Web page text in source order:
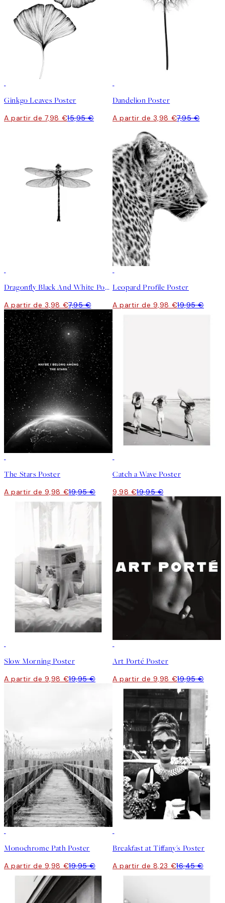
Ginkgo Leaves Poster
A partir de 7,98 €15,95 €
Dandelion Poster
A partir de 3,98 €7,95 €
Dragonfly Black And White Poster
A partir de 3,98 €7,95 €
Leopard Profile Poster
A partir de 9,98 €19,95 €
The Stars Poster
A partir de 9,98 €19,95 €
Catch a Wave Poster
9,98 €19,95 €
Slow Morning Poster
A partir de 9,98 €19,95 €
Art Porté Poster
A partir de 9,98 €19,95 €
Monochrome Path Poster
A partir de 9,98 €19,95 €
Breakfast at Tiffany's Poster
A partir de 8,23 €16,45 €